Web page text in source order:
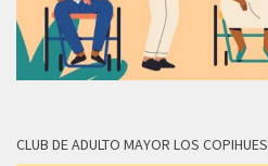
CLUB DE ADULTO MAYOR LOS COPIHUES